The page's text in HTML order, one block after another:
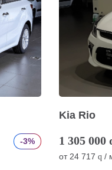
-3%
Kia Rio
1 305 000
от 24 717 q /